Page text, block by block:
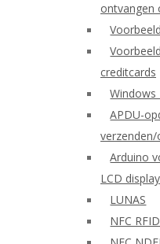
ontvangen
creditcards
Windows
APDU-
Arduino
LCD display
LUNAS
NFC